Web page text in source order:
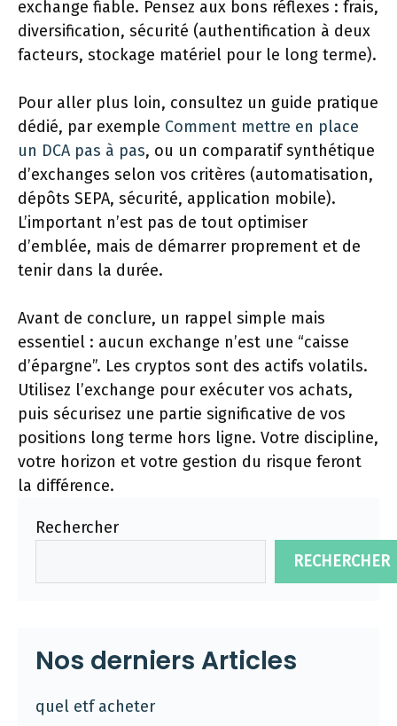
exchange fiable. Pensez aux bons réflexes : frais,
diversification, sécurité (authentification à deux
facteurs, stockage matériel pour le long terme).
Pour aller plus loin, consultez un guide pratique
dédié, par exemple Comment mettre en place
un DCA pas à pas, ou un comparatif synthétique
d’exchanges selon vos critères (automatisation,
dépôts SEPA, sécurité, application mobile).
L’important n’est pas de tout optimiser
d’emblée, mais de démarrer proprement et de
tenir dans la durée.
Avant de conclure, un rappel simple mais
essentiel : aucun exchange n’est une “caisse
d’épargne”. Les cryptos sont des actifs volatils.
Utilisez l’exchange pour exécuter vos achats,
puis sécurisez une partie significative de vos
positions long terme hors ligne. Votre discipline,
votre horizon et votre gestion du risque feront
la différence.
Rechercher
RECHERCHER
Nos derniers Articles
quel etf acheter